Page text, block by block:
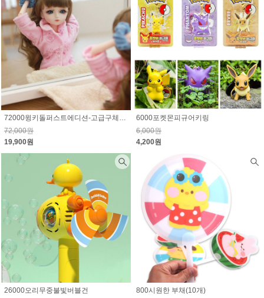
72000윙키돌퍼스트에디션-고급구체관절인형 72% 할인
72,000원
19,900원
6000포켓몬피규어키링
6,000원
4,200원
26000오리무중불빛버블건
800시원한 부채(10개)